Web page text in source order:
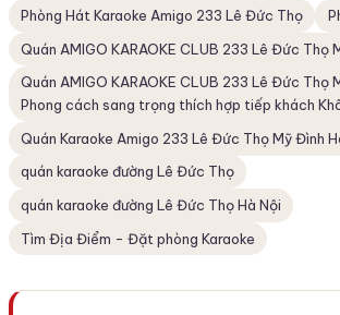
Phòng Hát Karaoke Amigo 233 Lê Đức Thọ
Quán AMIGO KARAOKE CLUB 233 Lê Đức Thọ
Quán AMIGO KARAOKE CLUB 233 Lê Đức Thọ
Phong cách sang trọng thích hợp tiếp khách
Quán Karaoke Amigo 233 Lê Đức Thọ Mỹ Đình
quán karaoke đường Lê Đức Thọ
quán karaoke đường Lê Đức Thọ Hà Nội
Tìm Địa Điểm - Đặt phòng Karaoke